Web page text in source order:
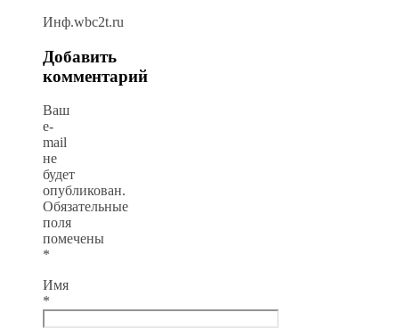
Инф.wbc2t.ru
Добавить
комментарий
Ваш
e-
mail
не
будет
опубликован.
Обязательные
поля
помечены
*
Имя
*